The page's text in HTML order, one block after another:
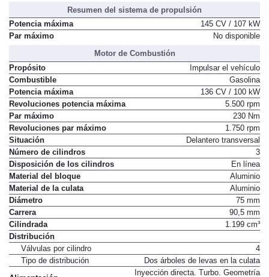
Resumen del sistema de propulsión
Potencia máxima
145 CV / 107 kW
Motor de Combustión
Propósito
Impulsar el vehículo
Combustible
Gasolina
Potencia máxima
136 CV / 100 kW
Revoluciones potencia máxima
5.500 rpm
Par máximo
230 Nm
Revoluciones par máximo
1.750 rpm
Situación
Delantero transversal
Número de cilindros
3
Disposición de los cilindros
En línea
Material del bloque
Aluminio
Material de la culata
Aluminio
Diámetro
75 mm
Carrera
90,5 mm
Cilindrada
Distribución
Válvulas por cilindro
4
Dos árboles de levas en la culata